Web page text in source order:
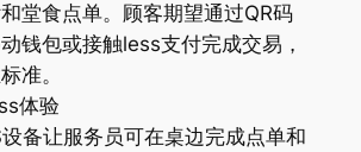
堂食点单。顾客期望通过QR码
钱包或接触less支付完成交易，
准。
体验
备让服务员可在桌边完成点单和